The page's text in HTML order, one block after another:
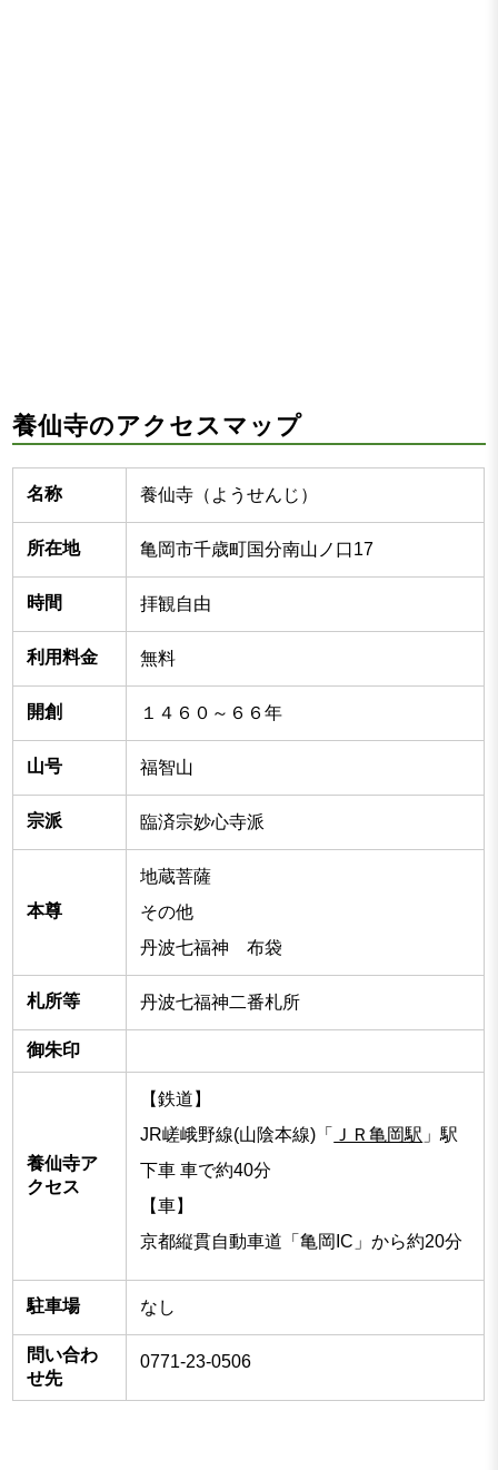
養仙寺のアクセスマップ
名称 養仙寺（ようせんじ）
所在地 亀岡市千歳町国分南山ノ口17
時間 拝観自由
利用料金 無料
開創 １４６０～６６年
山号 福智山
宗派 臨済宗妙心寺派
本尊
地蔵菩薩
その他
丹波七福神 布袋
札所等 丹波七福神二番札所
御朱印
養仙寺ア
クセス
【鉄道】
JR嵯峨野線(山陰本線)「
ＪＲ亀岡駅 」駅
下車 車で約40分
【車】
京都縦貫自動車道「亀岡IC」から約20分
駐車場 なし
問い合わ
せ先
0771-23-0506